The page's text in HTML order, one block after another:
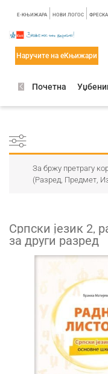
E-КЊИЖАРА НОВИ ЛОГОС ФРЕСКА
Наручите на еКњижари
Почетна
За бржу претрагу
(Разред, Предмет,
Српски језик 2,
за други разред